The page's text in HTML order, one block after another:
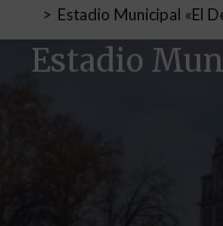
Estadio Municipal «El
Estadio